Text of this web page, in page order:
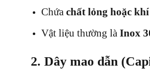
Chứa chất lỏng hoặc
Vật liệu thường là Inox
2. Dây mao dẫn